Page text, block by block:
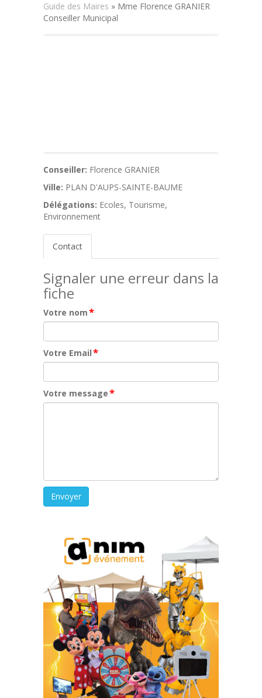
Guide des Maires » Mme Florence GRANIER
Conseiller Municipal
Conseiller: Florence GRANIER
Ville: PLAN D'AUPS-SAINTE-BAUME
Délégations: Ecoles, Tourisme,
Environnement
Contact
Signaler une erreur dans la
fiche
Votre nom*
Votre Email*
Votre message*